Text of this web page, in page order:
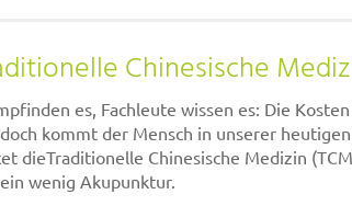
Chinesische
es, Fachleute wissen es: Die
kommt der Mensch in unserer
dieTraditionelle Chinesische Medizin
wenig Akupunktur.